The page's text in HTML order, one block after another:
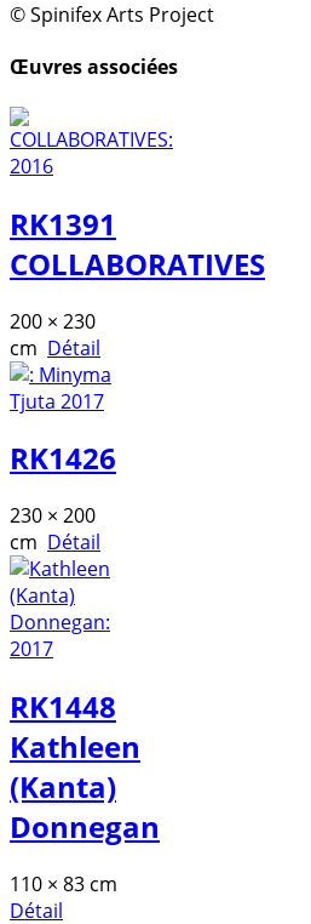
© Spinifex Arts Project
Œuvres associées
RK1391
COLLABORATIVES
200 × 230
cm Détail
RK1426
230 × 200
cm Détail
RK1448
Kathleen
(Kanta)
Donnegan
110 × 83 cm
Détail